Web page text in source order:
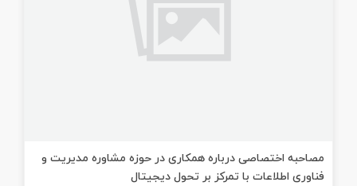
مصاحبه اختصاصی درباره همکاری‌ در حوزه مشاوره مدیریت و
فناوری اطلاعات با تمرکز بر تحول دیجیتال